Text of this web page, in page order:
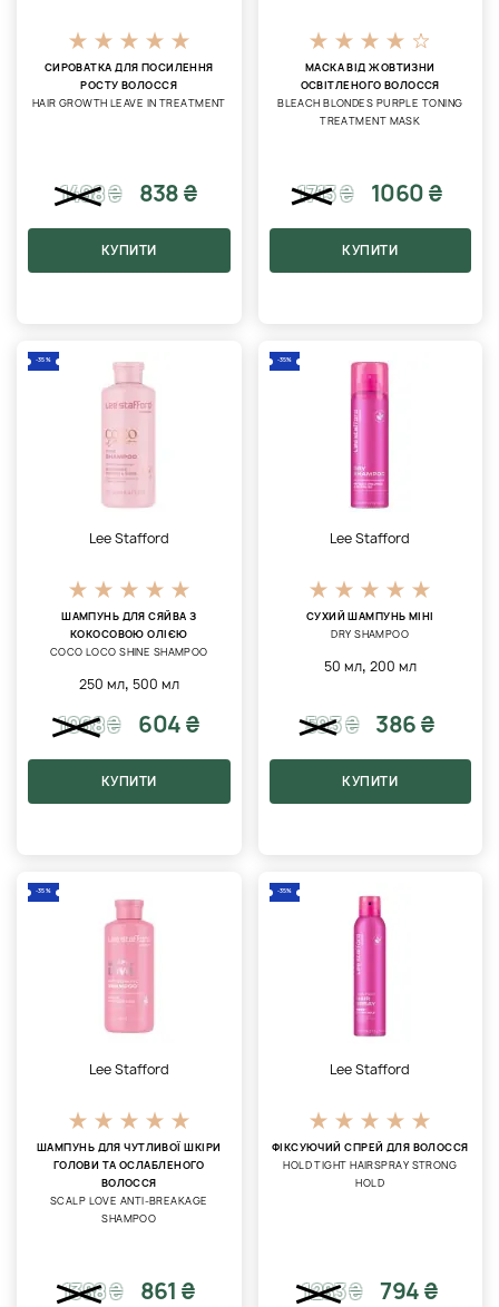
СИРОВАТКА ДЛЯ ПОСИЛЕННЯ
РОСТУ ВОЛОССЯ
HAIR GROWTH LEAVE IN TREATMENT
1498₴ 838 ₴
КУПИТИ
МАСКА ВІД ЖОВТИЗНИ
ОСВІТЛЕНОГО ВОЛОССЯ
BLEACH BLONDES PURPLE TONING
TREATMENT MASK
1713₴ 1060 ₴
КУПИТИ
-35%
Lee Stafford
ШАМПУНЬ ДЛЯ СЯЙВА З
КОКОСОВОЮ ОЛІЄЮ
COCO LOCO SHINE SHAMPOO
250 мл, 500 мл
1068₴ 604 ₴
КУПИТИ
-35%
Lee Stafford
СУХИЙ ШАМПУНЬ МІНІ
DRY SHAMPOO
50 мл, 200 мл
593₴ 386 ₴
КУПИТИ
-35%
Lee Stafford
ШАМПУНЬ ДЛЯ ЧУТЛИВОЇ ​​ШКІРИ
ГОЛОВИ ТА ОСЛАБЛЕНОГО
ВОЛОССЯ
SCALP LOVE ANTI-BREAKAGE
SHAMPOO
1388₴ 861 ₴
-35%
Lee Stafford
ФІКСУЮЧИЙ СПРЕЙ ДЛЯ ВОЛОССЯ
HOLD TIGHT HAIRSPRAY STRONG
HOLD
1283₴ 794 ₴